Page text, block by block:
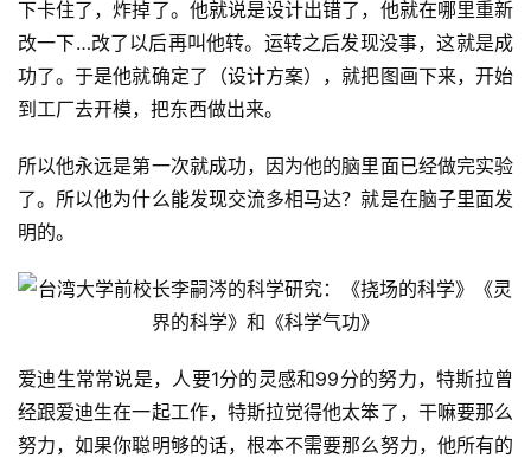
下卡住了，炸掉了。他就说是设计出错了，他就在哪里重新
改一下…改了以后再叫他转。运转之后发现没事，这就是成
功了。于是他就确定了（设计方案），就把图画下来，开始
到工厂去开模，把东西做出来。
所以他永远是第一次就成功，因为他的脑里面已经做完实验
了。所以他为什么能发现交流多相马达？就是在脑子里面发
明的。
爱迪生常常说是，人要1分的灵感和99分的努力，特斯拉曾
经跟爱迪生在一起工作，特斯拉觉得他太笨了，干嘛要那么
努力，如果你聪明够的话，根本不需要那么努力，他所有的